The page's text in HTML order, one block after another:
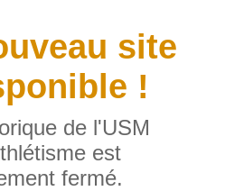
site
!
de l'USM
est
fermé.